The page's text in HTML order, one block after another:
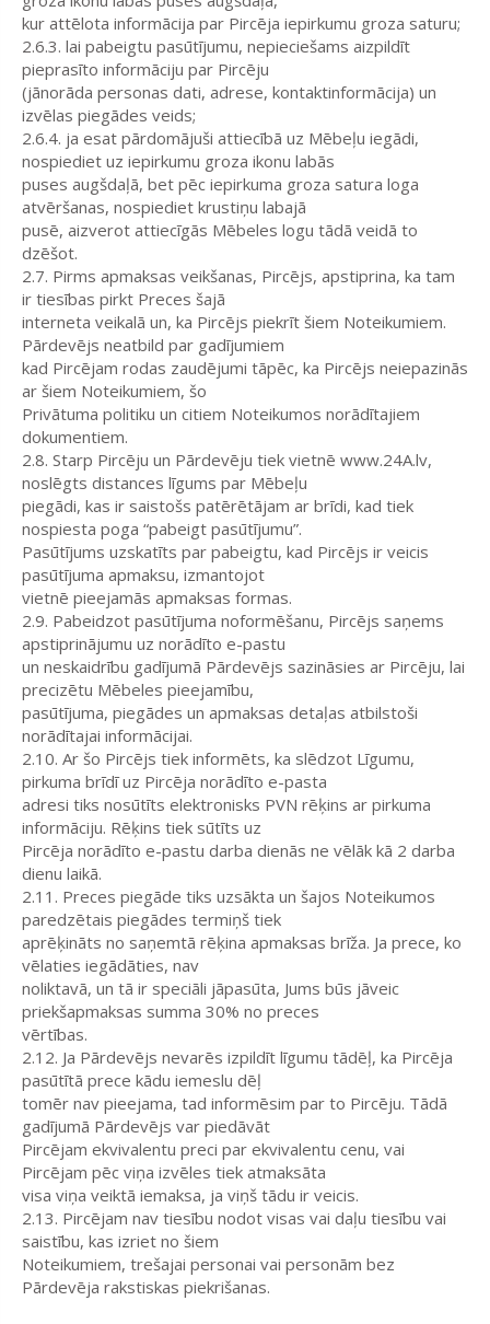
kur attēlota informācija par Pircēja iepirkumu groza saturu;
2.6.3. lai pabeigtu pasūtījumu, nepieciešams aizpildīt
pieprasīto informāciju par Pircēju
(jānorāda personas dati, adrese, kontaktinformācija) un
izvēlas piegādes veids;
2.6.4. ja esat pārdomājuši attiecībā uz Mēbeļu iegādi,
nospiediet uz iepirkumu groza ikonu labās
puses augšdaļā, bet pēc iepirkuma groza satura loga
atvēršanas, nospiediet krustiņu labajā
pusē, aizverot attiecīgās Mēbeles logu tādā veidā to
dzēšot.
2.7. Pirms apmaksas veikšanas, Pircējs, apstiprina, ka tam
ir tiesības pirkt Preces šajā
interneta veikalā un, ka Pircējs piekrīt šiem Noteikumiem.
Pārdevējs neatbild par gadījumiem
kad Pircējam rodas zaudējumi tāpēc, ka Pircējs neiepazinās
ar šiem Noteikumiem, šo
Privātuma politiku un citiem Noteikumos norādītajiem
dokumentiem.
2.8. Starp Pircēju un Pārdevēju tiek vietnē www.24A.lv,
noslēgts distances līgums par Mēbeļu
piegādi, kas ir saistošs patērētājam ar brīdi, kad tiek
nospiesta poga “pabeigt pasūtījumu”.
Pasūtījums uzskatīts par pabeigtu, kad Pircējs ir veicis
pasūtījuma apmaksu, izmantojot
vietnē pieejamās apmaksas formas.
2.9. Pabeidzot pasūtījuma noformēšanu, Pircējs saņems
apstiprinājumu uz norādīto e-pastu
un neskaidrību gadījumā Pārdevējs sazināsies ar Pircēju, lai
precizētu Mēbeles pieejamību,
pasūtījuma, piegādes un apmaksas detaļas atbilstoši
norādītajai informācijai.
2.10. Ar šo Pircējs tiek informēts, ka slēdzot Līgumu,
pirkuma brīdī uz Pircēja norādīto e-pasta
adresi tiks nosūtīts elektronisks PVN rēķins ar pirkuma
informāciju. Rēķins tiek sūtīts uz
Pircēja norādīto e-pastu darba dienās ne vēlāk kā 2 darba
dienu laikā.
2.11. Preces piegāde tiks uzsākta un šajos Noteikumos
paredzētais piegādes termiņš tiek
aprēķināts no saņemtā rēķina apmaksas brīža. Ja prece, ko
vēlaties iegādāties, nav
noliktavā, un tā ir speciāli jāpasūta, Jums būs jāveic
priekšapmaksas summa 30% no preces
vērtības.
2.12. Ja Pārdevējs nevarēs izpildīt līgumu tādēļ, ka Pircēja
pasūtītā prece kādu iemeslu dēļ
tomēr nav pieejama, tad informēsim par to Pircēju. Tādā
gadījumā Pārdevējs var piedāvāt
Pircējam ekvivalentu preci par ekvivalentu cenu, vai
Pircējam pēc viņa izvēles tiek atmaksāta
visa viņa veiktā iemaksa, ja viņš tādu ir veicis.
2.13. Pircējam nav tiesību nodot visas vai daļu tiesību vai
saistību, kas izriet no šiem
Noteikumiem, trešajai personai vai personām bez
Pārdevēja rakstiskas piekrišanas.